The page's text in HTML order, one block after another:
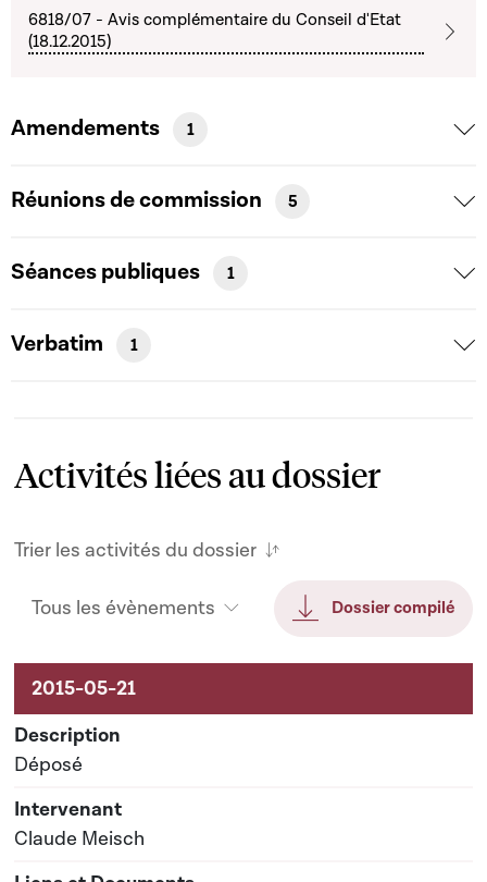
6818/07 - Avis complémentaire du Conseil d'Etat
(18.12.2015)
Amendements 1
Réunions de commission 5
Séances publiques 1
Verbatim 1
Activités liées au dossier
Trier les activités du dossier
Tous les évènements Dossier compilé
Activités liées au dossier
Déposé
Claude Meisch